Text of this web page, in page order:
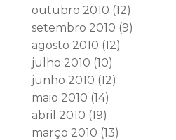
outubro 2010 (12)
setembro 2010 (9)
agosto 2010 (12)
julho 2010 (10)
junho 2010 (12)
maio 2010 (14)
abril 2010 (19)
março 2010 (13)